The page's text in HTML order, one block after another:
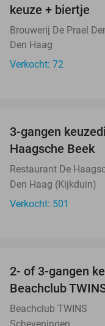
keuze + biertje
Brouwerij De Prael
Den Haag
Verkocht: 72
3-gangen
Haagsche Beek
Restaurant De
Den Haag (Kijkduin)
Verkocht: 501
2- of 3-gangen
Beachclub
Beachclub TWINS